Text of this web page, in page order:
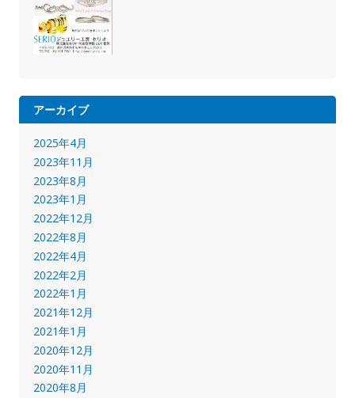
アーカイブ
2025年4月
2023年11月
2023年8月
2023年1月
2022年12月
2022年8月
2022年4月
2022年2月
2022年1月
2021年12月
2021年1月
2020年12月
2020年11月
2020年8月